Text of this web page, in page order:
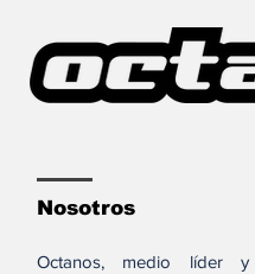
Nosotros
Octanos, medio líder